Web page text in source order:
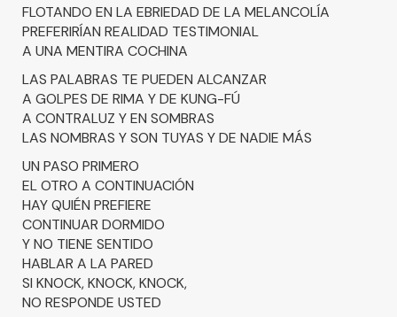
FLOTANDO EN LA EBRIEDAD DE LA MELANCOLÍA
PREFERIRÍAN REALIDAD TESTIMONIAL
A UNA MENTIRA COCHINA
LAS PALABRAS TE PUEDEN ALCANZAR
A GOLPES DE RIMA Y DE KUNG-FÚ
A CONTRALUZ Y EN SOMBRAS
LAS NOMBRAS Y SON TUYAS Y DE NADIE MÁS
UN PASO PRIMERO
EL OTRO A CONTINUACIÓN
HAY QUIÉN PREFIERE
CONTINUAR DORMIDO
Y NO TIENE SENTIDO
HABLAR A LA PARED
SI KNOCK, KNOCK, KNOCK,
NO RESPONDE USTED